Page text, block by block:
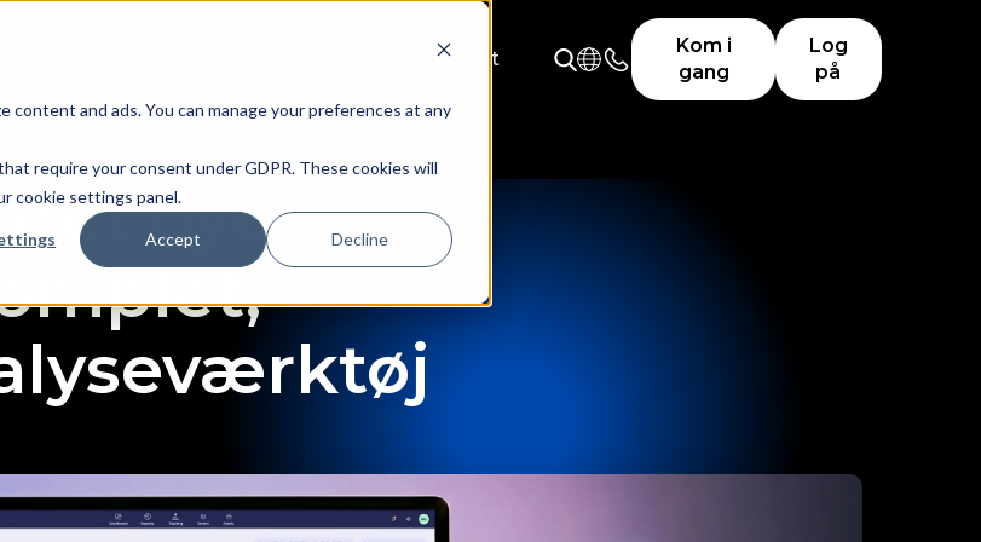
and ads. You can manage your preferences at any
require your consent under GDPR. These cookies will
cookie settings panel.
Accept Decline
Firmaet
Kom i
gang
Log
på
nye